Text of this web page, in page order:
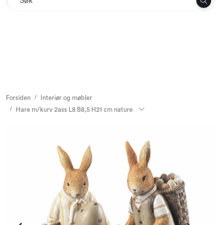
Forsiden
Interiør og møbler
Hare m/kurv 2ass L8 B8,5 H21 cm nature
Utemiljø
Dekor og binderi
Sesonger og høytider